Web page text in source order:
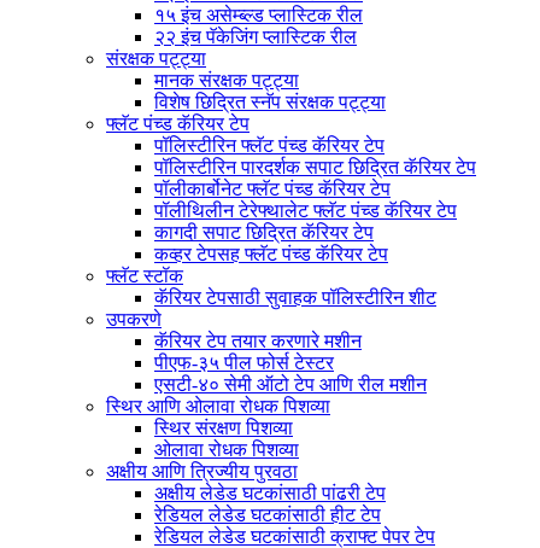
१५ इंच असेम्ब्ल्ड प्लास्टिक रील
२२ इंच पॅकेजिंग प्लास्टिक रील
संरक्षक पट्ट्या
मानक संरक्षक पट्ट्या
विशेष छिद्रित स्नॅप संरक्षक पट्ट्या
फ्लॅट पंच्ड कॅरियर टेप
पॉलिस्टीरिन फ्लॅट पंच्ड कॅरियर टेप
पॉलिस्टीरिन पारदर्शक सपाट छिद्रित कॅरियर टेप
पॉलीकार्बोनेट फ्लॅट पंच्ड कॅरियर टेप
पॉलीथिलीन टेरेफ्थालेट फ्लॅट पंच्ड कॅरियर टेप
कागदी सपाट छिद्रित कॅरियर टेप
कव्हर टेपसह फ्लॅट पंच्ड कॅरियर टेप
फ्लॅट स्टॉक
कॅरियर टेपसाठी सुवाहक पॉलिस्टीरिन शीट
उपकरणे
कॅरियर टेप तयार करणारे मशीन
पीएफ-३५ पील फोर्स टेस्टर
एसटी-४० सेमी ऑटो टेप आणि रील मशीन
स्थिर आणि ओलावा रोधक पिशव्या
स्थिर संरक्षण पिशव्या
ओलावा रोधक पिशव्या
अक्षीय आणि त्रिज्यीय पुरवठा
अक्षीय लेडेड घटकांसाठी पांढरी टेप
रेडियल लेडेड घटकांसाठी हीट टेप
रेडियल लेडेड घटकांसाठी क्राफ्ट पेपर टेप